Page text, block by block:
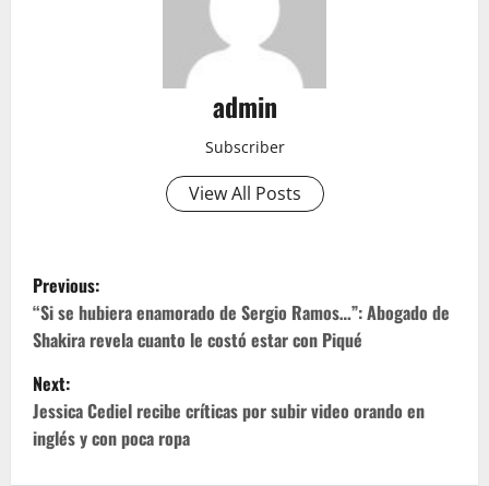
admin
Subscriber
View All Posts
P
o
s
t
n
Previous:
“Si se hubiera enamorado de Sergio Ramos…”: Abogado de
Shakira revela cuanto le costó estar con Piqué
Next:
Jessica Cediel recibe críticas por subir video orando en
inglés y con poca ropa